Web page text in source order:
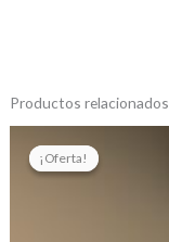
Productos relacionados
¡Oferta!
¡Oferta!
precio
original